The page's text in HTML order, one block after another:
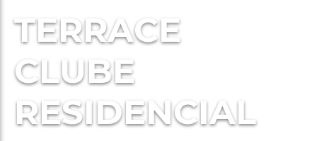
TERRACE
CLUBE
RESIDENCIAL